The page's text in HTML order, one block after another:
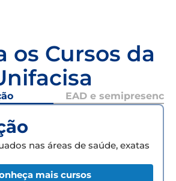
os Cursos da
EAD e semipresencial
nas áreas de saúde, exatas
mais cursos